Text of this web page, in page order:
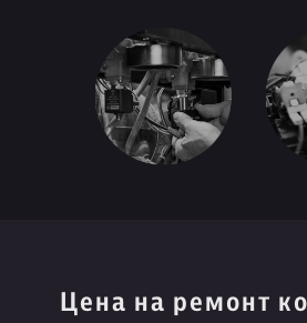
Цена на ремонт